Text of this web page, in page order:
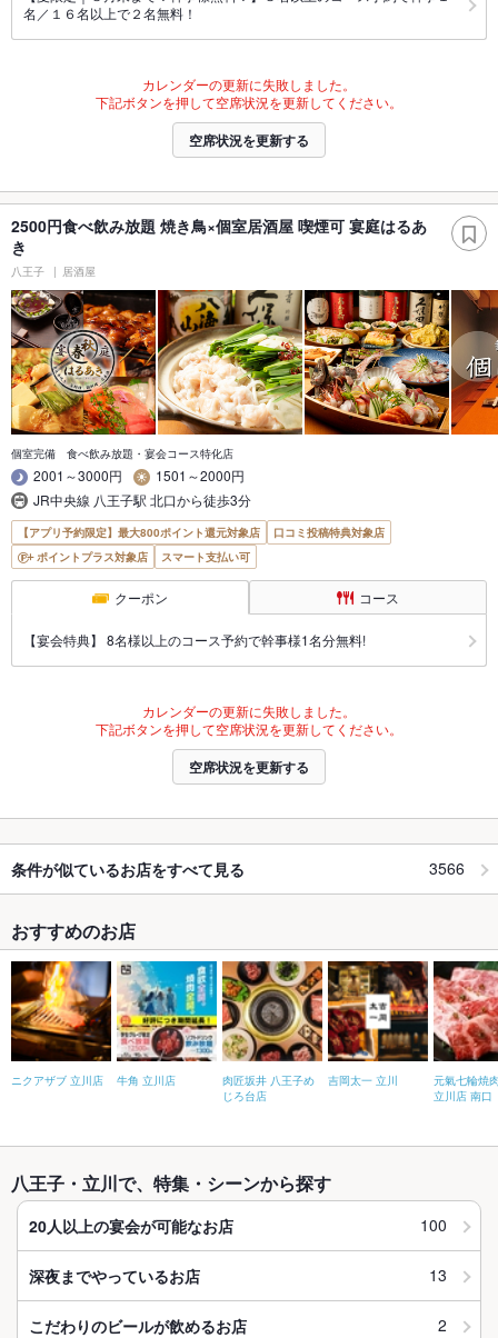
名／１６名以上で２名無料！
カレンダーの更新に失敗しました。
下記ボタンを押して空席状況を更新してください。
空席状況を更新する
2500円食べ飲み放題 焼き鳥×個室居酒屋 喫煙可 宴庭はるあ
き
八王子 居酒屋
個室完備 食べ飲み放題・宴会コース特化店
2001～3000円
1501～2000円
JR中央線 八王子駅 北口から徒歩3分
【アプリ予約限定】最大800ポイント還元対象店
口コミ投稿特典対象店
ポイントプラス対象店
スマート支払い可
クーポン コース
【宴会特典】 8名様以上のコース予約で幹事様1名分無料!
カレンダーの更新に失敗しました。
下記ボタンを押して空席状況を更新してください。
空席状況を更新する
条件が似ているお店をすべて見る 3566
おすすめのお店
ニクアザブ 立川店 牛角 立川店
肉匠坂井 八王子め
じろ台店
吉岡太一 立川
元氣七輪焼
立川店 南口
八王子・立川で、特集・シーンから探す
20人以上の宴会が可能なお店 100
深夜までやっているお店 13
こだわりのビールが飲めるお店 2